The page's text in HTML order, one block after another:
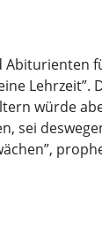
Lehrzeit”.
würde
sei